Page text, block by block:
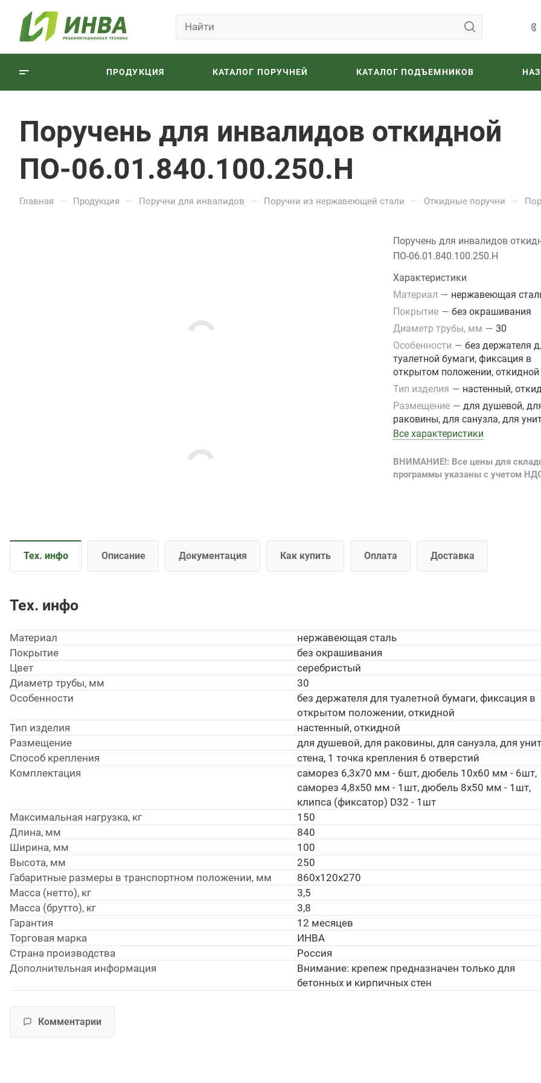
ПРОДУКЦИЯ КАТАЛОГ ПОРУЧНЕЙ КАТАЛОГ ПОДЪЕМНИКОВ
Поручень для инвалидов откидной
ПО-06.01.840.100.250.Н
Главная — Продукция — Поручни для инвалидов — Поручни из нержавеющей стали — Откидные поручни —
Поручень для инвалидов
ПО-06.01.840.100.250.Н
Характеристики
Материал — нержавеющая
Покрытие — без окрашивания
Диаметр трубы, мм — 30
Особенности — без держателя
туалетной бумаги, фиксация в
открытом положении, откидной
Тип изделия — настенный,
Размещение — для душевой,
раковины, для санузла, для
Все характеристики
ВНИМАНИЕ!: Все цены для
программы указаны с учетом
Тех. инфо Описание Документация Как купить Оплата Доставка
Тех. инфо
Материал
нержавеющая сталь
Покрытие
без окрашивания
Цвет
серебристый
Диаметр трубы, мм
30
Особенности
без держателя для туалетной бумаги, фиксация в
открытом положении, откидной
Тип изделия
настенный, откидной
Размещение
для душевой, для раковины, для санузла, для
Способ крепления
стена, 1 точка крепления 6 отверстий
Комплектация
саморез 6,3х70 мм - 6шт, дюбель 10х60 мм - 6шт,
саморез 4,8х50 мм - 1шт, дюбель 8х50 мм - 1шт,
клипса (фиксатор) D32 - 1шт
Максимальная нагрузка, кг
150
Длина, мм
840
Ширина, мм
100
Высота, мм
250
Габаритные размеры в транспортном положении, мм
860х120х270
Масса (нетто), кг
3,5
Масса (брутто), кг
3,8
Гарантия
12 месяцев
Торговая марка
ИНВА
Страна производства
Россия
Дополнительная информация
Внимание: крепеж предназначен только для
бетонных и кирпичных стен
Комментарии